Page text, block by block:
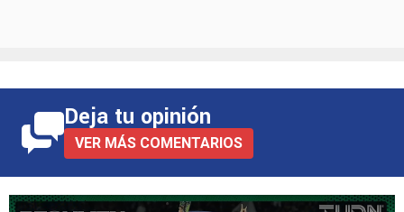
Deja tu opinión
VER MÁS COMENTARIOS